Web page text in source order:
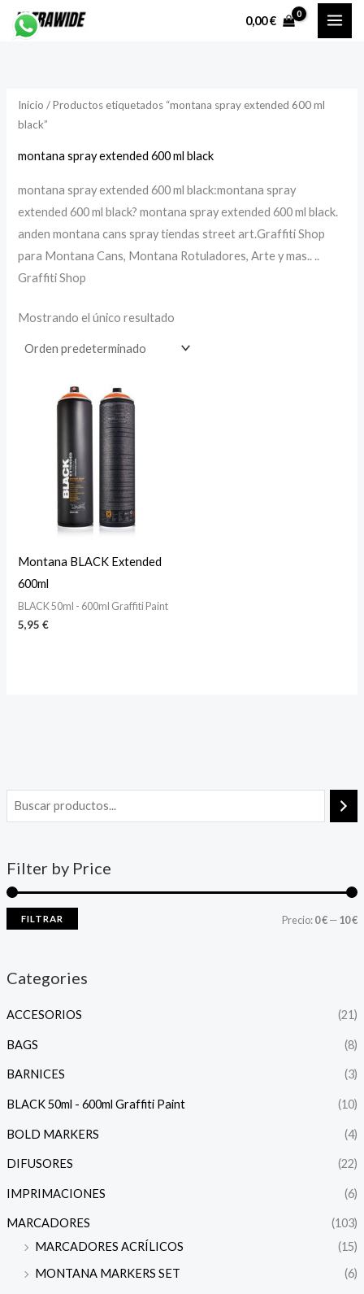
0,00€
Filter by Price
FILTRAR Precio:0 €—10 €
Categories
ACCESORIOS (21)
BAGS (8)
BARNICES (3)
BLACK 50ml - 600ml Graffiti Paint (10)
BOLD MARKERS (4)
DIFUSORES (22)
IMPRIMACIONES (6)
MARCADORES
(103)
MARCADORES ACRÍLICOS
(15)
MONTANA MARKERS SET
(6)
Inicio / Productos etiquetados “montana spray extended 600 ml
black”
montana spray extended 600 ml black
montana spray extended 600 ml black:montana spray
extended 600 ml black? montana spray extended 600 ml black.
anden montana cans spray tiendas street art.Graffiti Shop
para Montana Cans, Montana Rotuladores, Arte y mas.. ..
Graffiti Shop
Mostrando el único resultado
Montana BLACK Extended
600ml
BLACK 50ml - 600ml Graffiti Paint
5,95€